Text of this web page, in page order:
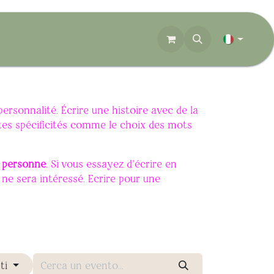
Écrire une histoire avec de la
spécificités comme le choix des mots
. Si vous essayez d'écrire en
sera intéressé. Ecrire pour une